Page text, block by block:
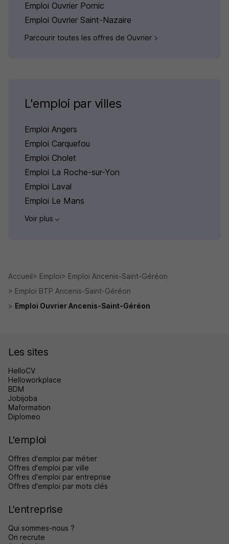
Emploi Ouvrier Pornic
Emploi Ouvrier Saint-Nazaire
Parcourir toutes les offres de Ouvrier
L'emploi par villes
Emploi Angers
Emploi Carquefou
Emploi Cholet
Emploi La Roche-sur-Yon
Emploi Laval
Emploi Le Mans
Voir plus
Accueil Emploi
Emploi Ancenis-Saint-Géréon
Emploi BTP Ancenis-Saint-Géréon
Emploi Ouvrier Ancenis-Saint-Géréon
Les sites
HelloCV
Helloworkplace
BDM
Jobijoba
Maformation
Diplomeo
L'emploi
Offres d'emploi par métier
Offres d'emploi par ville
Offres d'emploi par entreprise
Offres d'emploi par mots clés
L'entreprise
Qui sommes-nous ?
On recrute